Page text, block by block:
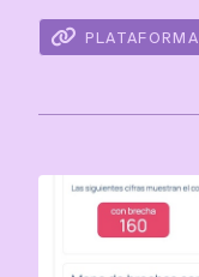
PLATAFORMA